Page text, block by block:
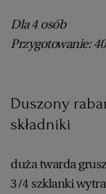
Dla 4 osób
Przygotowanie:
Duszony
składniki
duża twarda
3/4 szklanki